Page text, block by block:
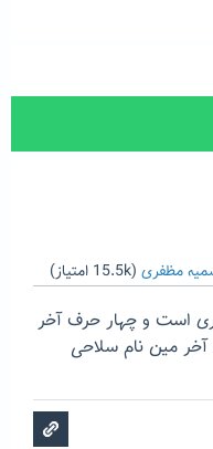
مظفری (
15.5k امتیاز)
است و چهار حرف آخر
مین نام سلاحی